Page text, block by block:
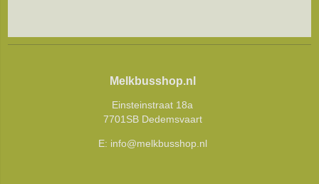
Melkbusshop.nl
Einsteinstraat 18a
7701SB Dedemsvaart
E: info@melkbusshop.nl